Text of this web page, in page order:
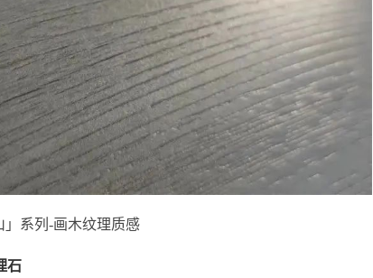
」系列-画木纹理质感
石